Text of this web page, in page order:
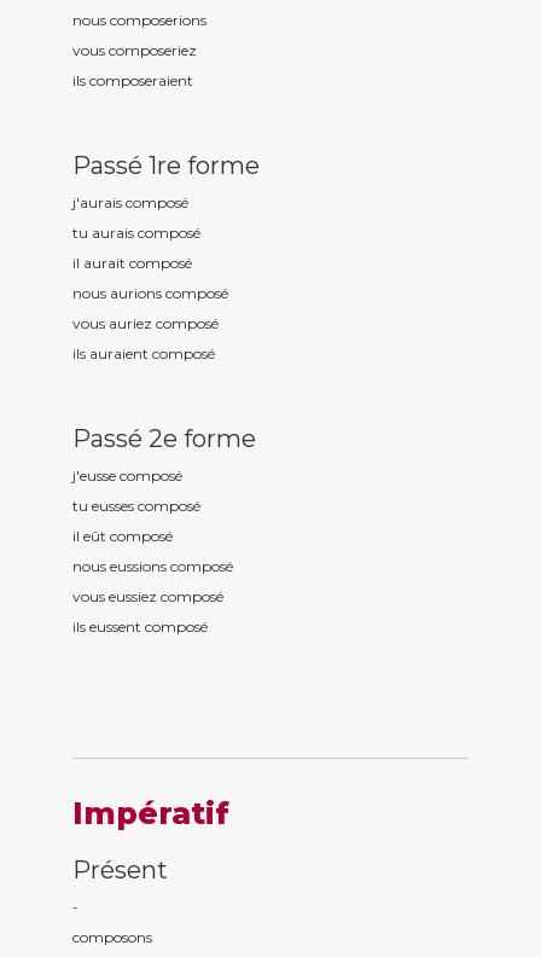
nous composerions
vous composeriez
ils composeraient
Passé 1re forme
j'aurais composé
tu aurais composé
il aurait composé
nous aurions composé
vous auriez composé
ils auraient composé
Passé 2e forme
j'eusse composé
tu eusses composé
il eût composé
nous eussions composé
vous eussiez composé
ils eussent composé
Impératif
Présent
-
composons